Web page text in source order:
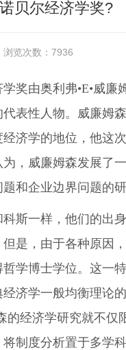
贝尔经济学奖?
浏览次数： 7936
奖由奥利弗•E•威
表性人物。威廉姆
济学的地位，他这
，威廉姆森发展了
和企业边界问题的
斯一样，他们的出
是，由于各种原因
学博士学位。这一
济学一般均衡理论
的经济学研究就不
制度分析置于多学